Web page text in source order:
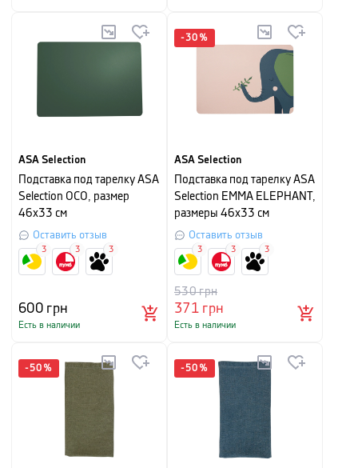
ASA Selection
Подставка под тарелку ASA
Selection OCO, размер
46х33 см
Оставить отзыв
600грн
Есть в наличии
3 3 3
-30 %
ASA Selection
Подставка под тарелку ASA
Selection EMMA ELEPHANT,
размеры 46х33 см
Оставить отзыв
371грн
530грн
Есть в наличии
3 3 3
-50 % -50 %